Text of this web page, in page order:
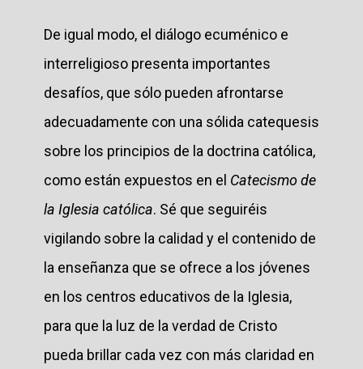
De igual modo, el diálogo ecuménico e
interreligioso presenta importantes
desafíos, que sólo pueden afrontarse
adecuadamente con una sólida catequesis
sobre los principios de la doctrina católica,
como están expuestos en el Catecismo de
la Iglesia católica. Sé que seguiréis
vigilando sobre la calidad y el contenido de
la enseñanza que se ofrece a los jóvenes
en los centros educativos de la Iglesia,
para que la luz de la verdad de Cristo
pueda brillar cada vez con más claridad en